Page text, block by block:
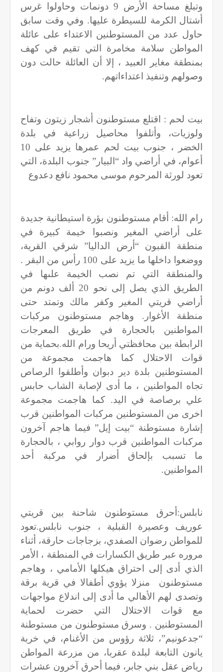
وتبلغ مساحة الأرض 9 دونمات وحاولوا غرس
أشتال الكرمة للسيطرة عليها. وفي وقت سابق
حاول عدد من المستوطنين الاعتداء على عائلة
المواطن سلامة مخامرة التي تقيم في كهف
بمنطقة مغاير العبيد ، إلا أن العائلة حالت دون
وصولهم وتنفيذ اعتداءاتهم.
بيت لحم : اقتلع مستوطنون أشجار زيتون وتفاح
ولوزيات، وأتلفوا محاصيل زراعية في بلدة
الخضر ، جنوب بيت لحم عمرها يزيد على 10
أعوام، في أراضي واد “البيار” جنوب البلدة، التي
تعود لورثة المرحوم موسى محمود نافع دعدوع
رام الله: أقام مستوطنون بؤرة استيطانية جديدة
على أراضي المغير ونصبوا خيمة كبيرة في
منطقة القبون “أرض الداليا” شرقي القرية،
ووضعوا داخلها ما يزيد على 100 رأس من البقر .
والمنطقة التي تم نصب الخيمة علىها في
الطريق الذي يصل إلى نحو 20 ألف دونم من
أراضي قريتي المغير وكفر مالك وتمتد حتى
منطقة الأغوار. وهاجم مستوطنون مركبات
المواطنين بالحجارة في طريق المعرجات
الرابطة بين محافظتي أريحا ورام الله.بحماية من
قوات الاحتلال كما هاجمت مجموعة من
المستوطنين بلدة دير دبوان وأطلقوا الرصاص
تجاه المواطنين ، ما أدى لإصابة الشاب حابس
علي برصاصة في اليد. كما هاجمت مجموعة
اخرى من المستوطنين مركبات المواطنين قرب
إشارة مستوطنة “بيت إيل” فيما هاجم آخرون
مركبات المواطنين قرب دوار روابي ، بالحجارة
ما تسبب بإلحاق أضرار في مركبة أحد
المواطنين.
نابلس:أحرق مستوطنون شاحنة بين قريتي
عوريف وعصيرة القبلية ، جنوب نابلس.تعود
للمواطن رضوان الصفدي، بزجاجات حارقة، أثناء
مروره عبر طريق الكسارات في المنطقة ، الأمر
الذي أدى إلى احتراق هيكلها الأمامي ، وهاجم
مستوطنون
منزلا يؤوي أطفالا في قرية برقة
وتصدى لهم الأهالي ما أدى إلى اندلاع مواجهات
مع قوات الاحتلال التي حضرت لحماية
المستوطنين . وسرق مستوطنون من مستوطنة
“جدعونيم”، ثلاثة رؤوس من الأغنام، في خربة
يانون التابعة لبلدة عقربا، من مزرعة المواطن
رياض عقل بني جابر، فيما أحرق آخرون عشرات